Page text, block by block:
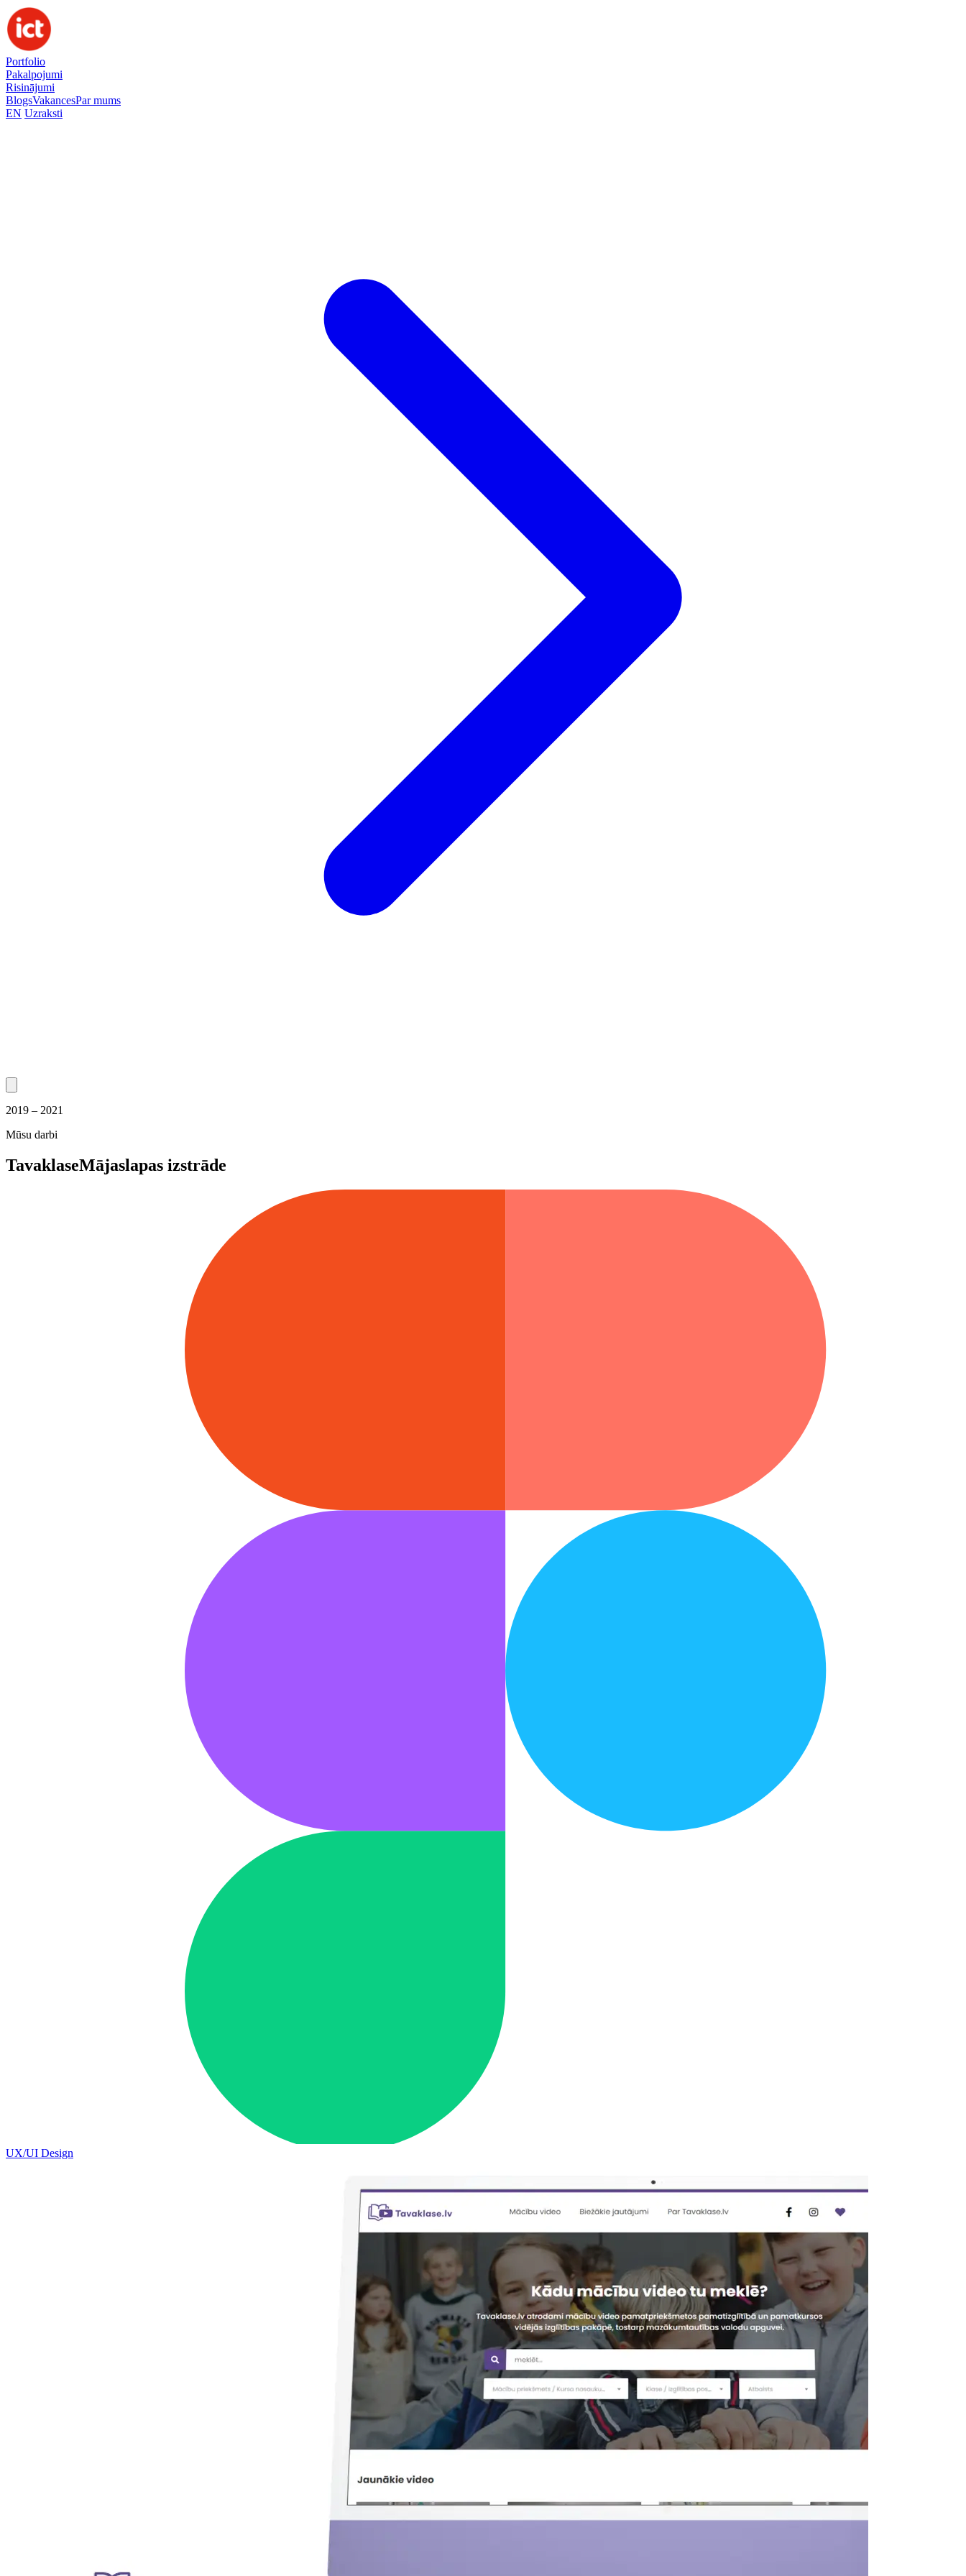
Portfolio
Pakalpojumi
Risinājumi
BlogsVakancesPar mums
EN Uzraksti
2019 – 2021
Mūsu darbi
TavaklaseMājaslapas izstrāde
UX/UI Design